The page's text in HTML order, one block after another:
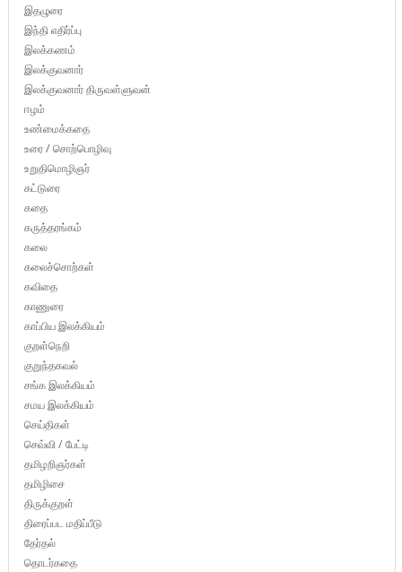
இதழுரை
இந்தி எதிர்ப்பு
இலக்கணம்
இலக்குவனார்
இலக்குவனார் திருவள்ளுவன்
ஈழம்
உண்மைக்கதை
உரை / சொற்பொழிவு
உறுதிமொழிஞர்
கட்டுரை
கதை
கருத்தரங்கம்
கலை
கலைச்சொற்கள்
கவிதை
காணுரை
காப்பிய இலக்கியம்
குறள்நெறி
குறுந்தகவல்
சங்க இலக்கியம்
சமய இலக்கியம்
செய்திகள்
செவ்வி / பேட்டி
தமிழறிஞர்கள்
தமிழிசை
திருக்குறள்
திரைப்பட மதிப்பீடு
தேர்தல்
தொடர்கதை